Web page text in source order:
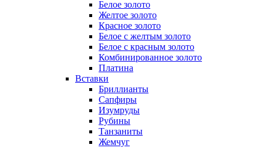
Белое золото
Желтое золото
Красное золото
Белое с желтым золото
Белое с красным золото
Комбинированное золото
Платина
Вставки
Бриллианты
Сапфиры
Изумруды
Рубины
Танзаниты
Жемчуг